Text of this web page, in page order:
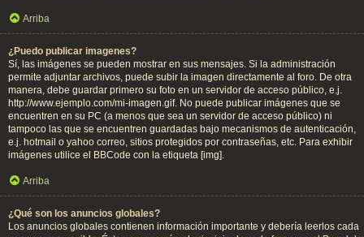
Arriba
¿Puedo publicar imagenes?
Sí, las imágenes se pueden mostrar en sus mensajes. Si la administración
permite adjuntar archivos, puede subir la imagen directamente al foro. De otra
manera, debe guardar primero su foto en un servidor de acceso público, e.j.
http://www.ejemplo.com/mi-imagen.gif. No puede publicar imágenes que se
encuentren en su PC (a menos que sea un servidor de acceso público) ni
tampoco las que se encuentren guardadas bajo mecanismos de autenticación,
e.j. hotmail o yahoo correo, sitios protegidos por contraseñas, etc. Para exhibir
imágenes utilice el BBCode con la etiqueta [img].
Arriba
¿Qué son los anuncios globales?
Los anuncios globales contienen información importante y debería leerlos cada